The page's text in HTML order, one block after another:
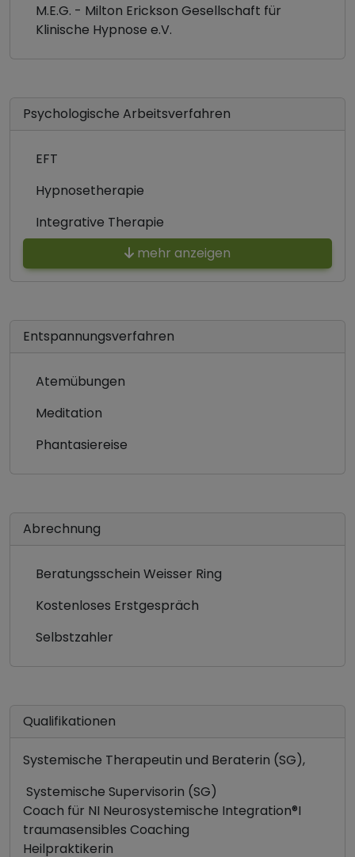
M.E.G. - Milton Erickson Gesellschaft für
Klinische Hypnose e.V.
Psychologische Arbeitsverfahren
EFT
Hypnosetherapie
Integrative Therapie
mehr anzeigen
Entspannungsverfahren
Atemübungen
Meditation
Phantasiereise
Abrechnung
Beratungsschein Weisser Ring
Kostenloses Erstgespräch
Selbstzahler
Qualifikationen
Systemische Therapeutin und Beraterin (SG),
Systemische Supervisorin (SG)
Coach für NI Neurosystemische Integration®️I
traumasensibles Coaching
Heilpraktikerin